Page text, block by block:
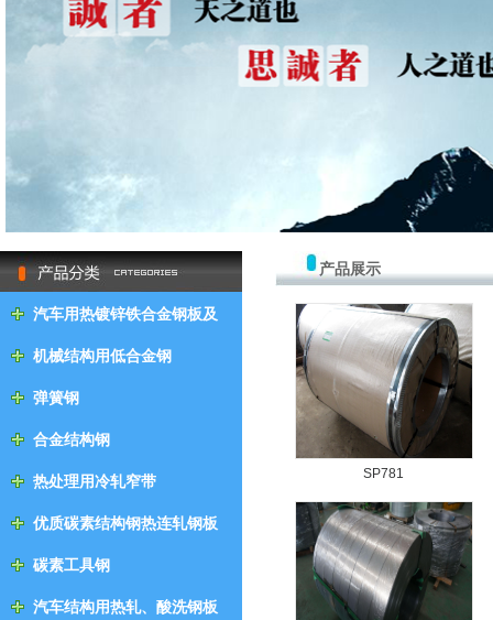
null
汽车用热镀锌铁合金钢板及
钢带机械结构用低合金钢
弹簧钢
合金结构钢
热处理用冷轧窄带
优质碳素结构钢热连轧钢板
及钢带
碳素工具钢
汽车结构用热轧、酸洗钢板
产品展示
SP781